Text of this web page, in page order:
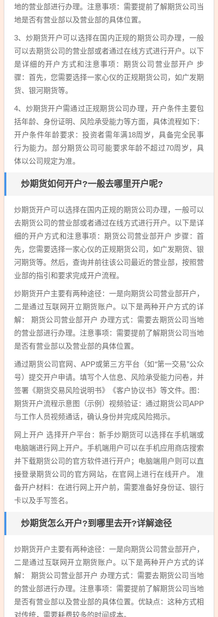
地的营业部进行办理。注意事项：需要提前了解期货公司当
地是否有营业部以及营业部的具体位置。
3、炒期货开户可以选择在国内正规的期货公司办理，一般
可以去期货公司的营业部或者通过在线方式进行开户。以下
是详细的开户方式和注意事项：期货公司营业部开户 步
骤：首先，您需要选择一家心仪的正规期货公司，如广发期
货、银河期货等。
4、炒期货开户需通过正规期货公司办理，开户条件主要包
括年龄、身份证明、风险承受能力等方面，具体流程如下：
开户条件年龄要求：投资者需年满18周岁，具备完全民事
行为能力。部分期货公司可能要求年龄不超过70周岁，具
体以公司规定为准。
炒期货如何开户?一般去哪里开户呢?
炒期货开户可以选择在国内正规的期货公司办理，一般可以
去期货公司的营业部或者通过在线方式进行开户。以下是详
细的开户方式和注意事项：期货公司营业部开户 步骤：首
先，您需要选择一家心仪的正规期货公司，如广发期货、银
河期货等。然后，查询并前往该公司最近的营业部，按照营
业部的指引和要求完成开户流程。
炒期货开户主要有两种途径：一是向期货公司营业部开户，
二是通过互联网开立期货账户。以下是两种开户方式的详
解： 期货公司营业部开户 办理方式：需要去期货公司当地
的营业部进行办理。注意事项：需要提前了解期货公司当地
是否有营业部以及营业部的具体位置。
通过期货公司官网、APP或第三方平台（如“第一交易”公众
号）提交开户申请。填写个人信息、风险承受能力问卷，并
签署《期货交易风险说明书》《客户协议书》等文件。图：
期货开户流程示意图（示例）视频验证：通过期货公司APP
与工作人员视频通话，确认身份并完成风险揭示。
网上开户 选择开户平台：新手炒期货可以选择在手机端或
电脑端进行网上开户。手机端用户可以在手机应用商店搜索
并下载期货公司的官方软件进行开户；电脑端用户则可以直
接登录期货公司的官方网站，在官网上进行在线开户。 准
备开户材料：在进行网上开户前，需要准备好身份证、银行
卡以及手写签名。
炒期货怎么开户?到哪里去开?详解途径
炒期货开户主要有两种途径：一是向期货公司营业部开户，
二是通过互联网开立期货账户。以下是两种开户方式的详
解： 期货公司营业部开户 办理方式：需要去期货公司当地
的营业部进行办理。注意事项：需要提前了解期货公司当地
是否有营业部以及营业部的具体位置。优缺点：这种方式相
对传统，需要耗费较多的时间成本。